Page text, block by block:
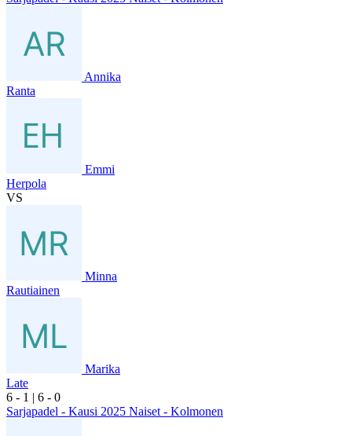
Annika
Ranta
Emmi
Herpola
VS
Minna
Rautiainen
Marika
Late
6 - 1 | 6 - 0
Sarjapadel - Kausi 2025 Naiset - Kolmonen